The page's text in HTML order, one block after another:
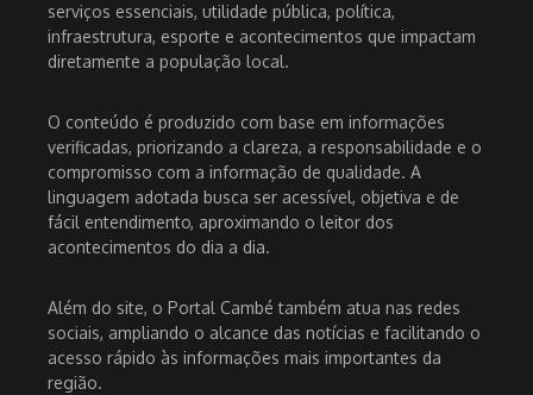
serviços essenciais, utilidade pública, política,
infraestrutura, esporte e acontecimentos que impactam
diretamente a população local.
O conteúdo é produzido com base em informações
verificadas, priorizando a clareza, a responsabilidade e o
compromisso com a informação de qualidade. A
linguagem adotada busca ser acessível, objetiva e de
fácil entendimento, aproximando o leitor dos
acontecimentos do dia a dia.
Além do site, o Portal Cambé também atua nas redes
sociais, ampliando o alcance das notícias e facilitando o
acesso rápido às informações mais importantes da
região.